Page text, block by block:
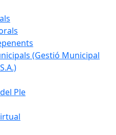
(Gestió Municipal
Ple